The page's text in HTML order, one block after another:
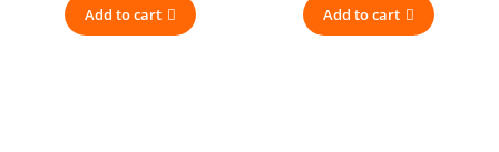
Add to cart Add to cart